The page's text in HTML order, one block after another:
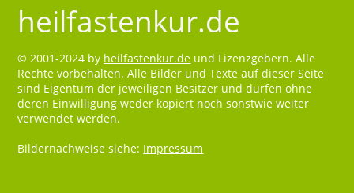
heilfastenkur.de
© 2001-2024 by heilfastenkur.de und Lizenzgebern. Alle
Rechte vorbehalten. Alle Bilder und Texte auf dieser Seite
sind Eigentum der jeweiligen Besitzer und dürfen ohne
deren Einwilligung weder kopiert noch sonstwie weiter
verwendet werden.
Bildernachweise siehe: Impressum